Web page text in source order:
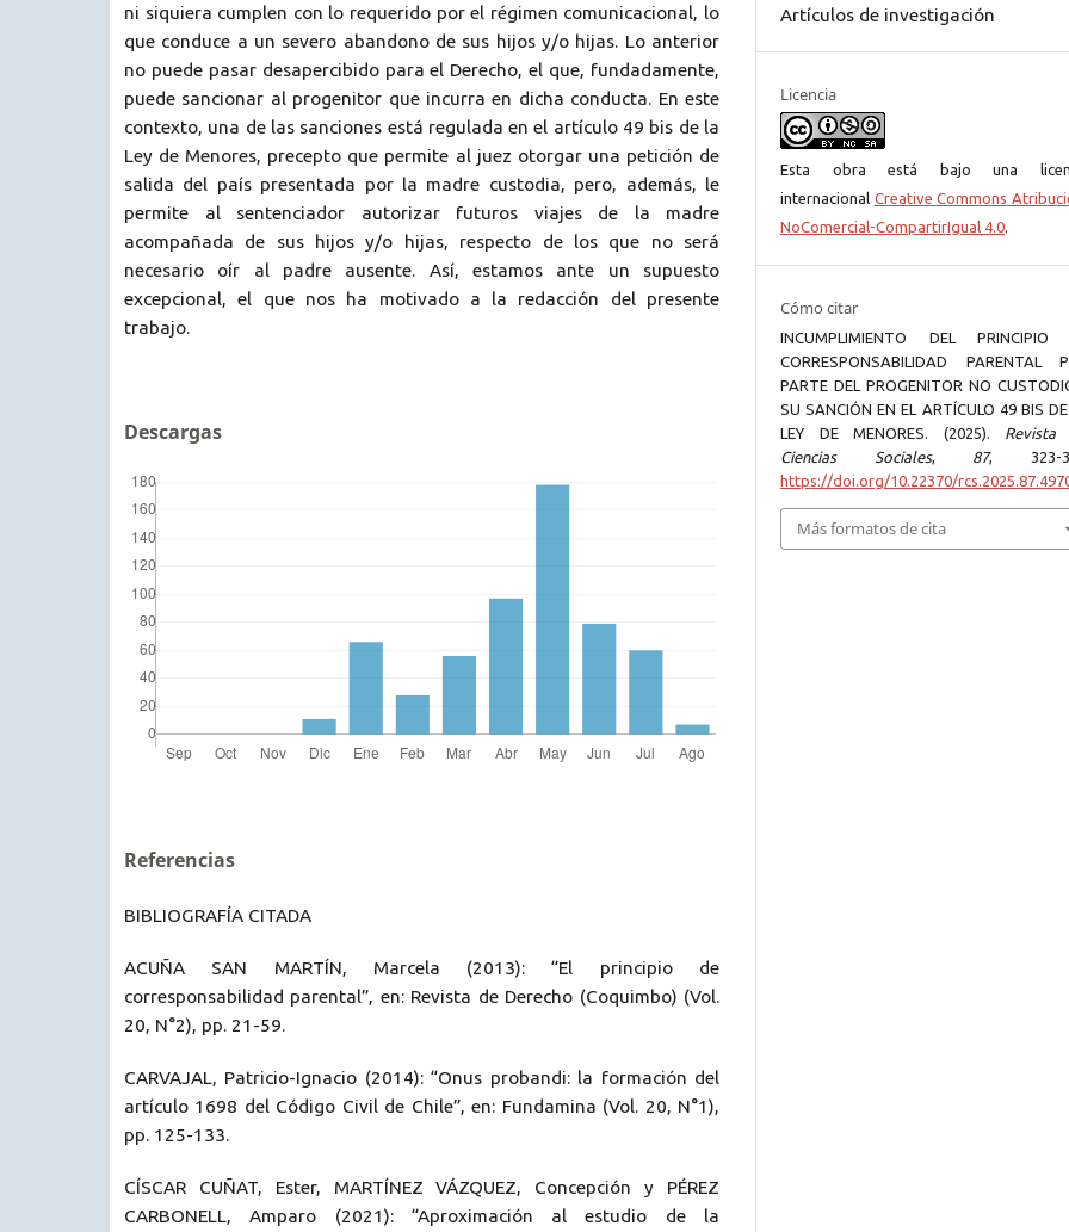
ni siquiera cumplen con lo requerido por el régimen comunicacional, lo
que conduce a un severo abandono de sus hijos y/o hijas. Lo anterior
no puede pasar desapercibido para el Derecho, el que, fundadamente,
puede sancionar al progenitor que incurra en dicha conducta. En este
contexto, una de las sanciones está regulada en el artículo 49 bis de la
Ley de Menores, precepto que permite al juez otorgar una petición de
salida del país presentada por la madre custodia, pero, además, le
permite al sentenciador autorizar futuros viajes de la madre
acompañada de sus hijos y/o hijas, respecto de los que no será
necesario oír al padre ausente. Así, estamos ante un supuesto
excepcional, el que nos ha motivado a la redacción del presente
trabajo.
Descargas
Referencias
BIBLIOGRAFÍA CITADA
ACUÑA SAN MARTÍN, Marcela (2013): “El principio de
corresponsabilidad parental”, en: Revista de Derecho (Coquimbo) (Vol.
20, N°2), pp. 21-59.
CARVAJAL, Patricio-Ignacio (2014): “Onus probandi: la formación del
artículo 1698 del Código Civil de Chile”, en: Fundamina (Vol. 20, N°1),
pp. 125-133.
CÍSCAR CUÑAT, Ester, MARTÍNEZ VÁZQUEZ, Concepción y PÉREZ
CARBONELL, Amparo (2021): “Aproximación al estudio de la
Artículos de investigación
Licencia
Esta obra está bajo una
internacional Creative Commons
NoComercial-CompartirIgual 4.0.
Cómo citar
INCUMPLIMIENTO DEL PRINCIPIO
CORRESPONSABILIDAD PARENTAL
PARTE DEL PROGENITOR NO
SU SANCIÓN EN EL ARTÍCULO 49 BIS
LEY DE MENORES. (2025). Revista
Ciencias Sociales, 87, 323-
https://doi.org/10.22370/
Más formatos de cita